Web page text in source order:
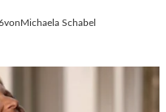
vonMichaela Schabel